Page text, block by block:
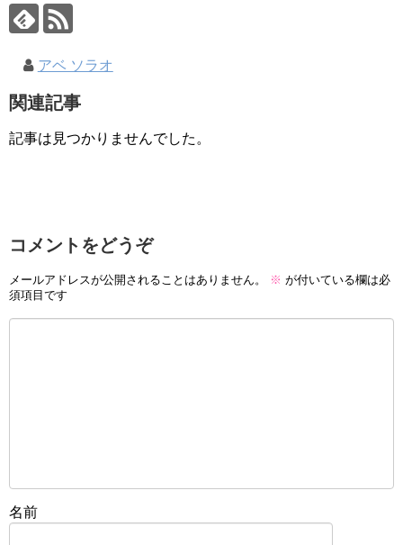
アベ ソラオ
関連記事
記事は見つかりませんでした。
コメントをどうぞ
メールアドレスが公開されることはありません。 ※ が付いている欄は必
須項目です
名前